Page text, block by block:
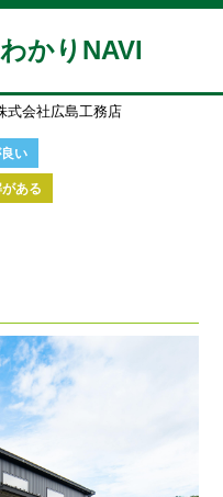
かりNAVI
式会社広島工務店
い
ある